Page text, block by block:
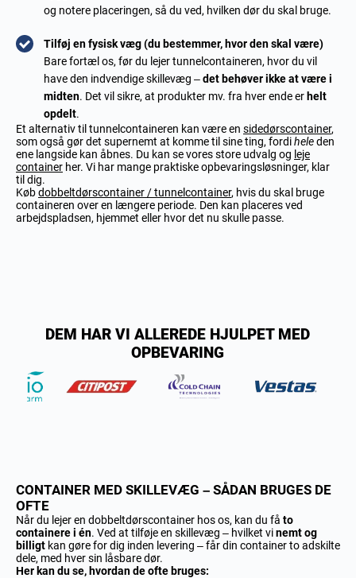
og notere placeringen, så du ved, hvilken dør du skal bruge.
Tilføj en fysisk væg (du bestemmer, hvor den skal være)
Bare fortæl os, før du lejer tunnelcontaineren, hvor du vil
have den indvendige skillevæg –det behøver ikke at være i
midten. Det vil sikre, at produkter mv. fra hver ende er helt
opdelt.
Et alternativ til tunnelcontaineren kan være en sidedørscontainer,
som også gør det supernemt at komme til sine ting, fordiheleden
ene langside kan åbnes. Du kan se vores store udvalg og leje
container her. Vi har mange praktiske opbevaringsløsninger, klar
til dig.
Købdobbeltdørscontainer / tunnelcontainer, hvis du skal bruge
containeren over en længere periode. Den kan placeres ved
arbejdspladsen, hjemmet eller hvor det nu skulle passe.
DEM HAR VI ALLEREDE HJULPET MED
OPBEVARING
CONTAINER MED SKILLEVÆG – SÅDAN BRUGES DE
OFTE
Når du lejer en dobbeltdørscontainer hos os, kan du få to
containere i én. Ved at tilføje en skillevæg – hvilket vinemt og
billigt kan gøre for dig inden levering – får din container to adskilte
dele, med hver sin låsbare dør.
Her kan du se, hvordan de ofte bruges: